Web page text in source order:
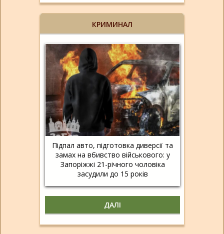
КРИМИНАЛ
Підпал авто, підготовка диверсії та
замах на вбивство військового: у
Запоріжжі 21-річного чоловіка
засудили до 15 років
ДАЛІ